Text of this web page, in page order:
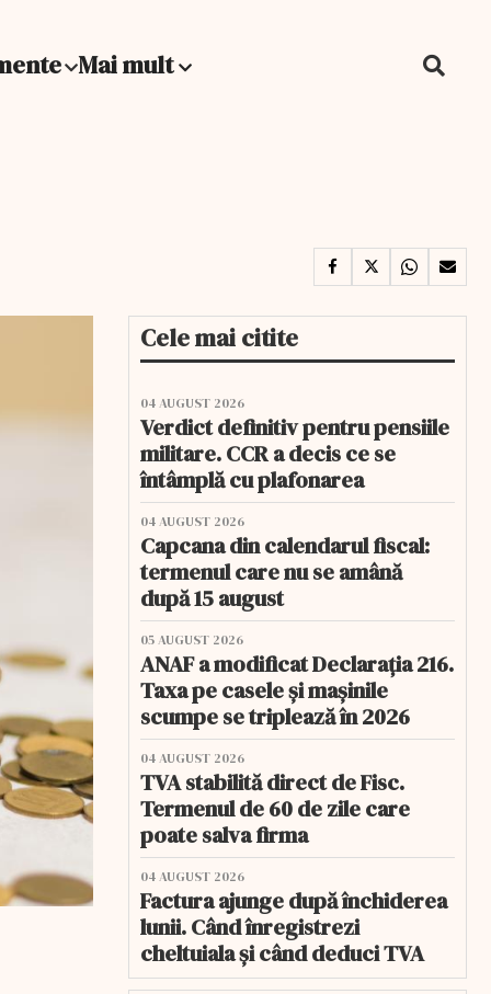
Mai mult
Cele mai citite
04 AUGUST 2026
Verdict definitiv pentru pensiile
militare. CCR a decis ce se
întâmplă cu plafonarea
04 AUGUST 2026
Capcana din calendarul fiscal:
termenul care nu se amână
după 15 august
05 AUGUST 2026
ANAF a modificat Declarația 216.
Taxa pe casele și mașinile
scumpe se triplează în 2026
04 AUGUST 2026
TVA stabilită direct de Fisc.
Termenul de 60 de zile care
poate salva firma
04 AUGUST 2026
Factura ajunge după închiderea
lunii. Când înregistrezi
cheltuiala și când deduci TVA